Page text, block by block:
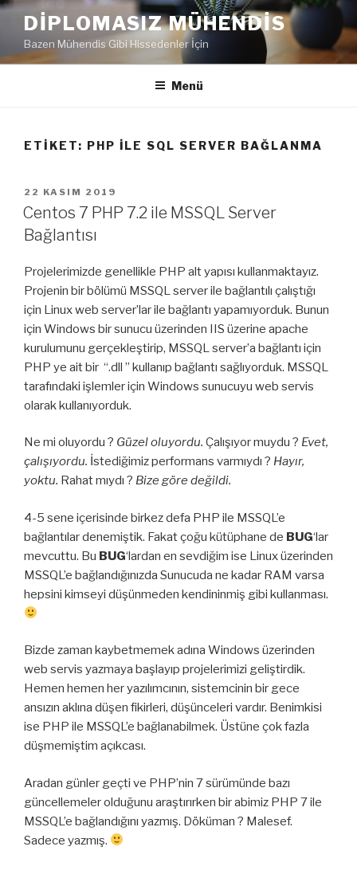
İçeriğe
DIPLOMASIZ MÜHENDIS
Bazen Mühendis Gibi Hissedenler İçin
Menü
ETIKET: PHP ILE SQL SERVER BAĞLANMA
YAYIM
TARIHI
22 KASIM 2019
Centos 7 PHP 7.2 ile MSSQL Server
Bağlantısı
Projelerimizde genellikle PHP alt yapısı kullanmaktayız.
Projenin bir bölümü MSSQL server ile bağlantılı çalıştığı
için Linux web server’lar ile bağlantı yapamıyorduk. Bunun
için Windows bir sunucu üzerinden IIS üzerine apache
kurulumunu gerçekleştirip, MSSQL server’a bağlantı için
PHP ye ait bir “.dll ” kullanıp bağlantı sağlıyorduk. MSSQL
tarafındaki işlemler için Windows sunucuyu web servis
olarak kullanıyorduk.
Ne mi oluyordu ? Güzel oluyordu. Çalışıyor muydu ? Evet,
çalışıyordu. İstediğimiz performans varmıydı ? Hayır,
yoktu. Rahat mıydı ? Bize göre değildi.
4-5 sene içerisinde birkez defa PHP ile MSSQL’e
bağlantılar denemiştik. Fakat çoğu kütüphane de BUG‘lar
mevcuttu. Bu BUG‘lardan en sevdiğim ise Linux üzerinden
MSSQL’e bağlandığınızda Sunucuda ne kadar RAM varsa
hepsini kimseyi düşünmeden kendininmiş gibi kullanması.
Bizde zaman kaybetmemek adına Windows üzerinden
web servis yazmaya başlayıp projelerimizi geliştirdik.
Hemen hemen her yazılımcının, sistemcinin bir gece
ansızın aklına düşen fikirleri, düşünceleri vardır. Benimkisi
ise PHP ile MSSQL’e bağlanabilmek. Üstüne çok fazla
düşmemiştim açıkcası.
Aradan günler geçti ve PHP’nin 7 sürümünde bazı
güncellemeler olduğunu araştırırken bir abimiz PHP 7 ile
MSSQL’e bağlandığını yazmış. Döküman ? Malesef.
Sadece yazmış.